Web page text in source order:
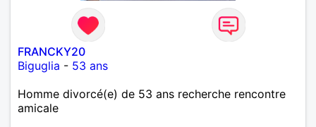
FRANCKY20
Biguglia - 53 ans
Homme divorcé(e) de 53 ans recherche rencontre
amicale